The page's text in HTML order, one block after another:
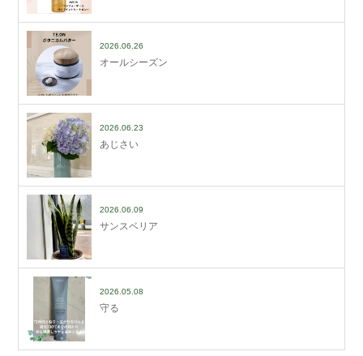
2026.06.26
オールシーズン
2026.06.23
あじさい
2026.06.09
サンスベリア
2026.05.08
守る